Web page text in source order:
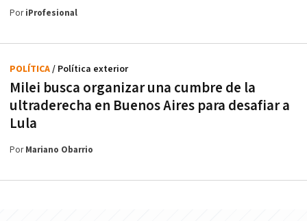
PoriProfesional
Milei busca organizar una cumbre de la
ultraderecha en Buenos Aires para desafiar a
Lula
POLÍTICA/ Política exterior
PorMariano Obarrio